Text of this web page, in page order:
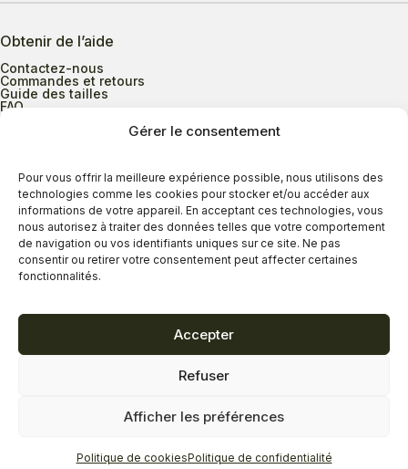
Gérer le consentement
Pour vous offrir la meilleure expérience possible, nous utilisons des
technologies comme les cookies pour stocker et/ou accéder aux
informations de votre appareil. En acceptant ces technologies, vous
nous autorisez à traiter des données telles que votre comportement
de navigation ou vos identifiants uniques sur ce site. Ne pas
consentir ou retirer votre consentement peut affecter certaines
fonctionnalités.
Accepter
Refuser
Afficher les préférences
Politique de cookiesPolitique de confidentialité
Obtenir de l’aide
Contactez-nous
Commandes et retours
Guide des tailles
FAQ
Heures d’ouverture
Lundi au mercredi
9h00 à 17h30
Jeudi
9h00 à 20h00
Vendredi
9h00 à 18h00
Dimanche
11h00 à 16h30
Termes et conditions
Réalisation Zonart Communications